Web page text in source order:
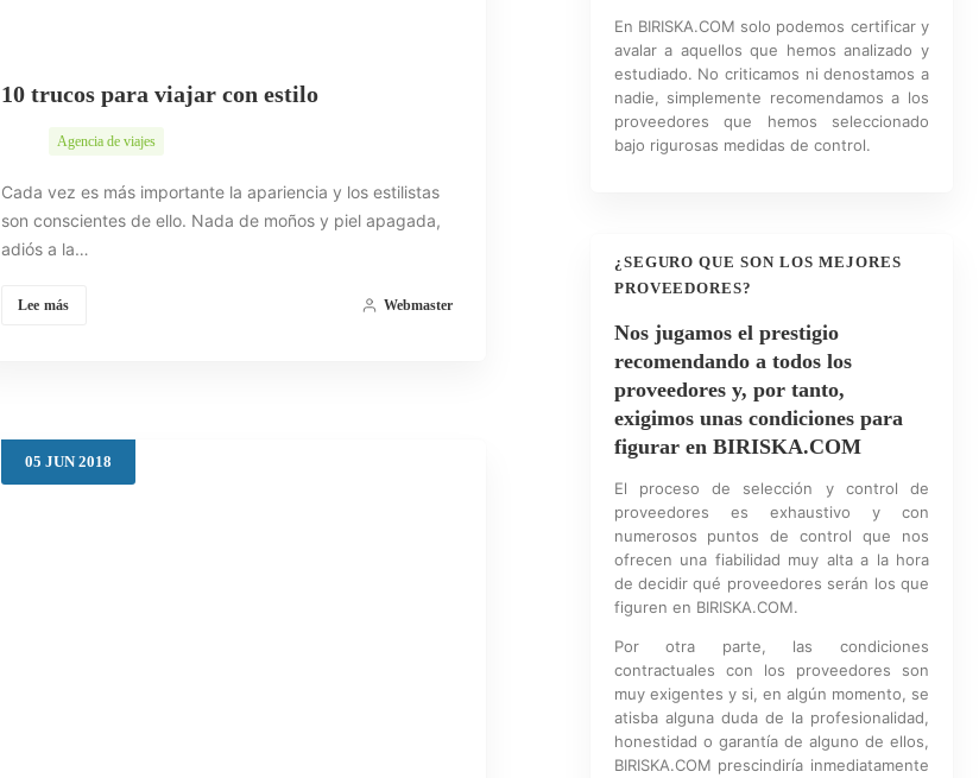
10 trucos para viajar con estilo
Agencia de viajes
Cada vez es más importante la apariencia y los estilistas
son conscientes de ello. Nada de moños y piel apagada,
adiós a la…
Lee más Webmaster
05 JUN 2018
En BIRISKA.COM solo podemos certificar y
avalar a aquellos que hemos analizado y
estudiado. No criticamos ni denostamos a
nadie, simplemente recomendamos a los
proveedores que hemos seleccionado
bajo rigurosas medidas de control.
¿SEGURO QUE SON LOS MEJORES
PROVEEDORES?
Nos jugamos el prestigio
recomendando a todos los
proveedores y, por tanto,
exigimos unas condiciones para
figurar en BIRISKA.COM
El proceso de selección y control de
proveedores es exhaustivo y con
numerosos puntos de control que nos
ofrecen una fiabilidad muy alta a la hora
de decidir qué proveedores serán los que
figuren en BIRISKA.COM.
Por otra parte, las condiciones
contractuales con los proveedores son
muy exigentes y si, en algún momento, se
atisba alguna duda de la profesionalidad,
honestidad o garantía de alguno de ellos,
BIRISKA.COM prescindiría inmediatamente